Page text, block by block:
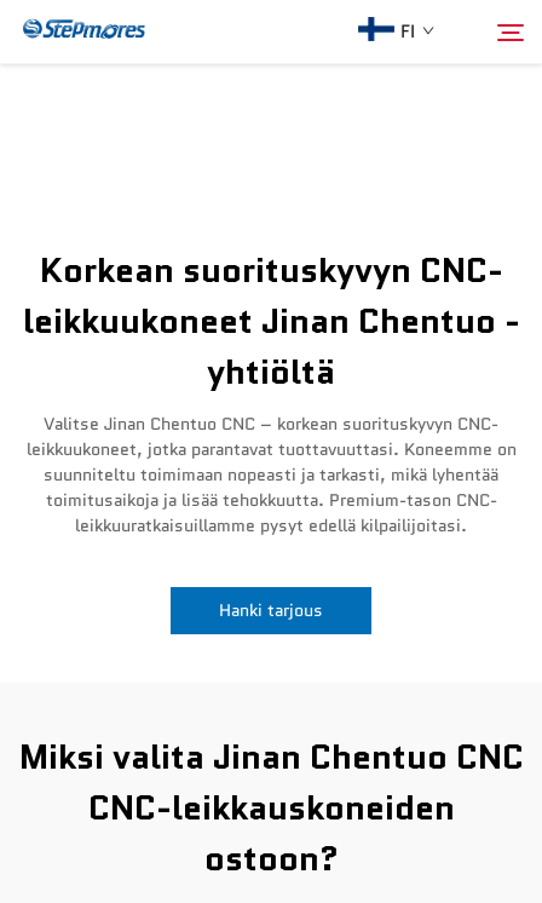
FI
Osta
Video
Korkean suorituskyvyn CNC-
leikkuukoneet Jinan Chentuo -
yhtiöltä
Valitse Jinan Chentuo CNC – korkean suorituskyvyn CNC-
leikkuukoneet, jotka parantavat tuottavuuttasi. Koneemme on
suunniteltu toimimaan nopeasti ja tarkasti, mikä lyhentää
toimitusaikoja ja lisää tehokkuutta. Premium-tason CNC-
leikkuuratkaisuillamme pysyt edellä kilpailijoitasi.
Hanki tarjous
Miksi valita Jinan Chentuo CNC
CNC-leikkauskoneiden
ostoon?